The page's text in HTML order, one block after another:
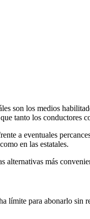
son los medios
tanto los
a eventuales
como en las estatales.
más
para abonarlo sin